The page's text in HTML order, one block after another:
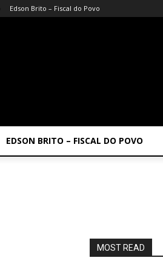
Edson Brito – Fiscal do Povo
EDSON BRITO – FISCAL DO POVO
MOST READ